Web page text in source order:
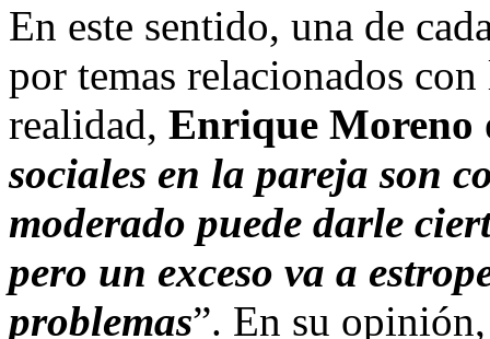
En este sentido, una de
por temas relacionados con
realidad, Enrique Moreno
sociales en la pareja son
moderado puede darle
pero un exceso va a
problemas”. En su